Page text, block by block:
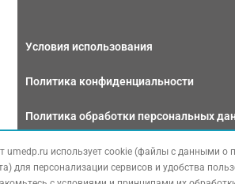
Условия использования
Политика конфиденциальности
Политика обработки персональных
Связаться с нами
umedp.ru использует cookie (файлы с данными о
для персонализации сервисов и удобства